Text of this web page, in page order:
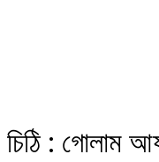
: গোলাম